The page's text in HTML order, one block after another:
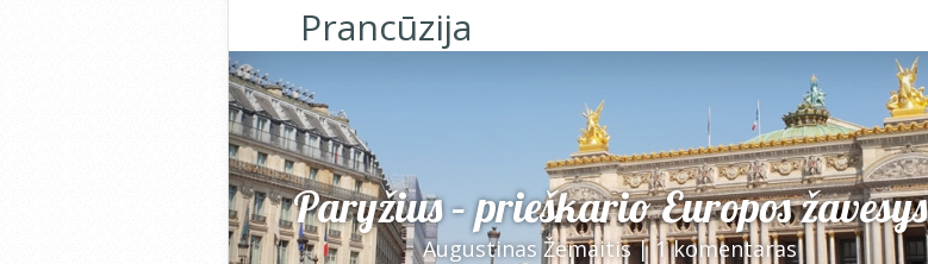
Prancūzija
Paryžius – prieškario Europos žavesys
Augustinas Žemaitis| 1 komentaras